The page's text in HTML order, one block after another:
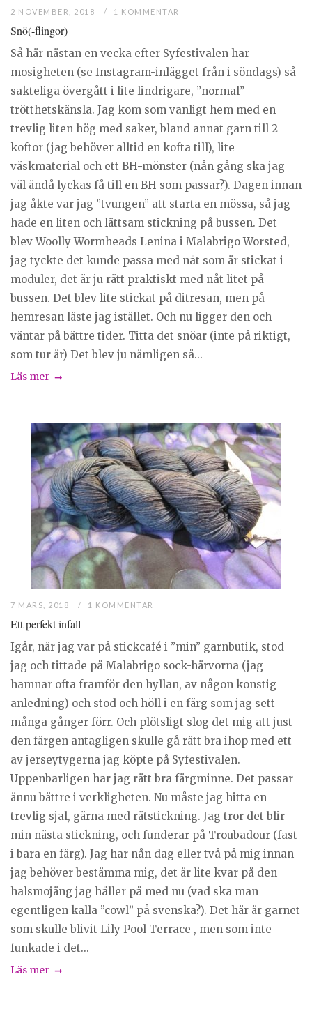
2 NOVEMBER, 2018 1 KOMMENTAR
Snö(-flingor)
Så här nästan en vecka efter Syfestivalen har
mosigheten (se Instagram-inlägget från i söndags) så
sakteliga övergått i lite lindrigare, ”normal”
trötthetskänsla. Jag kom som vanligt hem med en
trevlig liten hög med saker, bland annat garn till 2
koftor (jag behöver alltid en kofta till), lite
väskmaterial och ett BH-mönster (nån gång ska jag
väl ändå lyckas få till en BH som passar?). Dagen innan
jag åkte var jag ”tvungen” att starta en mössa, så jag
hade en liten och lättsam stickning på bussen. Det
blev Woolly Wormheads Lenina i Malabrigo Worsted,
jag tyckte det kunde passa med nåt som är stickat i
moduler, det är ju rätt praktiskt med nåt litet på
bussen. Det blev lite stickat på ditresan, men på
hemresan läste jag istället. Och nu ligger den och
väntar på bättre tider. Titta det snöar (inte på riktigt,
som tur är) Det blev ju nämligen så...
Läs mer
7 MARS, 2018 1 KOMMENTAR
Ett perfekt infall
Igår, när jag var på stickcafé i ”min” garnbutik, stod
jag och tittade på Malabrigo sock-härvorna (jag
hamnar ofta framför den hyllan, av någon konstig
anledning) och stod och höll i en färg som jag sett
många gånger förr. Och plötsligt slog det mig att just
den färgen antagligen skulle gå rätt bra ihop med ett
av jerseytygerna jag köpte på Syfestivalen.
Uppenbarligen har jag rätt bra färgminne. Det passar
ännu bättre i verkligheten. Nu måste jag hitta en
trevlig sjal, gärna med rätstickning. Jag tror det blir
min nästa stickning, och funderar på Troubadour (fast
i bara en färg). Jag har nån dag eller två på mig innan
jag behöver bestämma mig, det är lite kvar på den
halsmojäng jag håller på med nu (vad ska man
egentligen kalla ”cowl” på svenska?). Det här är garnet
som skulle blivit Lily Pool Terrace , men som inte
funkade i det...
Läs mer